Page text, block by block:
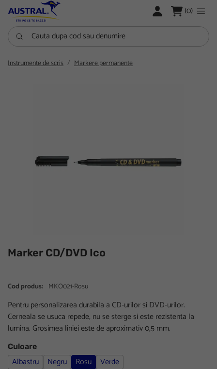
LOGARE (0)
Cauta dupa cod sau denumire
Instrumente de scris Markere permanente
Marker CD/DVD Ico
Cod produs: MKO021-Rosu
Pentru personalizarea durabila a CD-urilor si DVD-urilor.
Cerneala se usuca repede, nu se sterge si este rezistenta la
lumina. Grosimea liniei este de aproximativ 0,5 mm.
Culoare
Albastru Negru Rosu Verde